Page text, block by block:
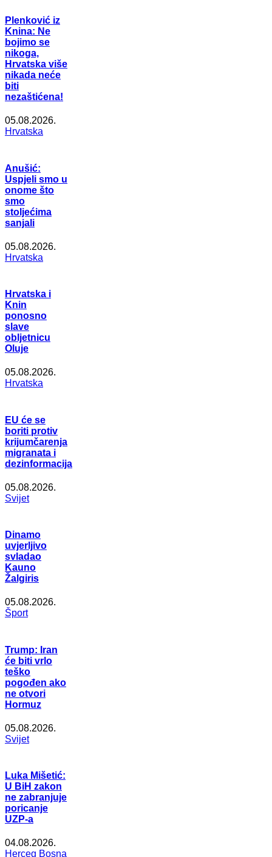
Plenković iz
Knina: Ne
bojimo se
nikoga,
Hrvatska više
nikada neće
biti
nezaštićena!
05.08.2026.
Hrvatska
Anušić:
Uspjeli smo u
onome što
smo
stoljećima
sanjali
05.08.2026.
Hrvatska
Hrvatska i
Knin
ponosno
slave
obljetnicu
Oluje
05.08.2026.
Hrvatska
EU će se
boriti protiv
krijumčarenja
migranata i
dezinformacija
05.08.2026.
Svijet
Dinamo
uvjerljivo
svladao
Kauno
Žalgiris
05.08.2026.
Šport
Trump: Iran
će biti vrlo
teško
pogođen ako
ne otvori
Hormuz
05.08.2026.
Svijet
Luka Mišetić:
U BiH zakon
ne zabranjuje
poricanje
UZP-a
04.08.2026.
Herceg Bosna